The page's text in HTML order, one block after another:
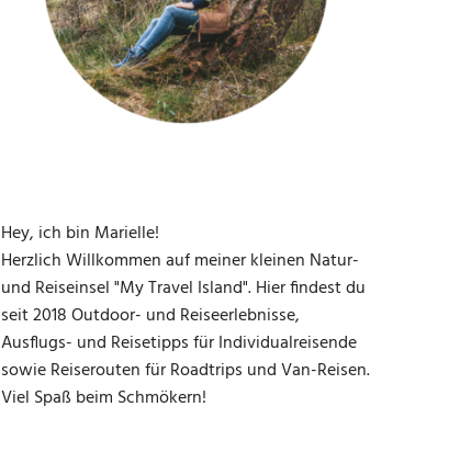
Hey, ich bin Marielle!
Herzlich Willkommen auf meiner kleinen Natur-
und Reiseinsel "My Travel Island". Hier findest du
seit 2018 Outdoor- und Reiseerlebnisse,
Ausflugs- und Reisetipps für Individualreisende
sowie Reiserouten für Roadtrips und Van-Reisen.
Viel Spaß beim Schmökern!